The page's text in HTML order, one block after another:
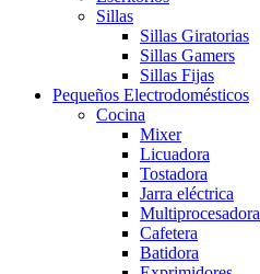
Sillas
Sillas Giratorias
Sillas Gamers
Sillas Fijas
Pequeños Electrodomésticos
Cocina
Mixer
Licuadora
Tostadora
Jarra eléctrica
Multiprocesadora
Cafetera
Batidora